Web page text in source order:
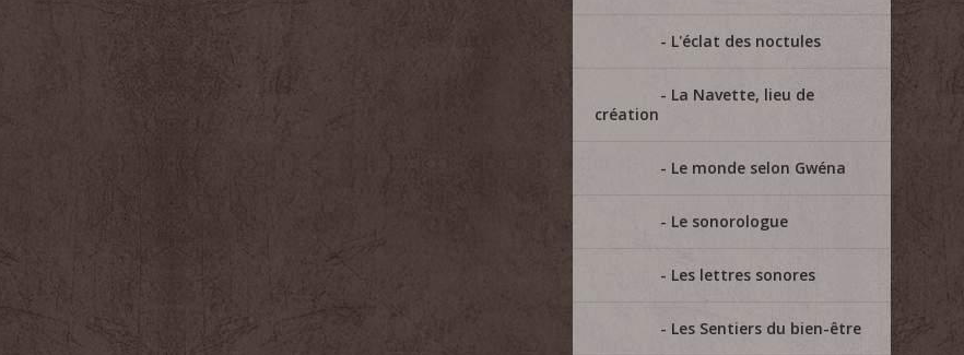
L'éclat des noctules
La Navette, lieu de
création
Le monde selon Gwéna
Le sonorologue
Les lettres sonores
Les Sentiers du bien-être